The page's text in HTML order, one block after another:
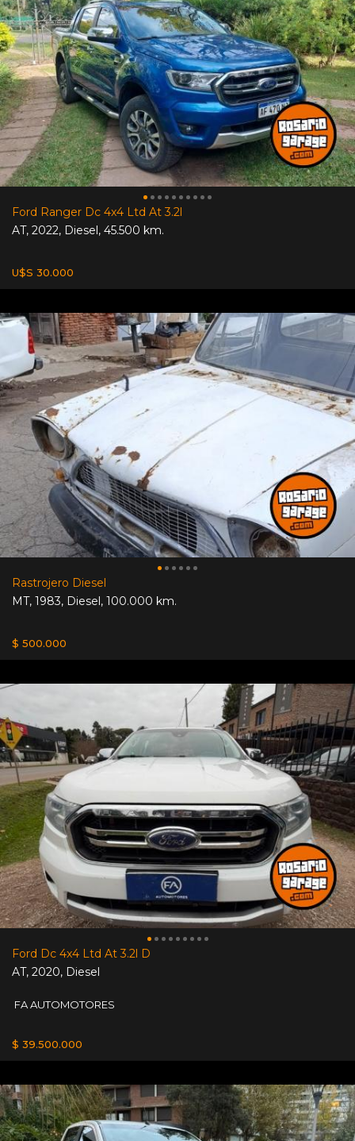
Ford Ranger Dc 4x4 Ltd At 3.2l
AT, 2022, Diesel, 45.500 km.
U$S 30.000
Rastrojero Diesel
MT, 1983, Diesel, 100.000 km.
$ 500.000
Ford Dc 4x4 Ltd At 3.2l D
AT, 2020, Diesel
FA AUTOMOTORES
$ 39.500.000